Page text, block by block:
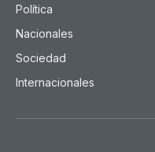
Política
Nacionales
Sociedad
Internacionales